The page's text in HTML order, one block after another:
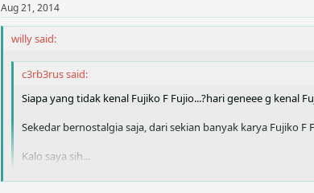
c
t
n
Aug 21, 2014
willy said:
c3rb3rus said:
Siapa yang tidak kenal Fujiko F Fujio...?hari geneee g kenal
Sekedar bernostalgia saja, dari sekian banyak karya Fujiko
Kalo saya sih...
2. Hattori